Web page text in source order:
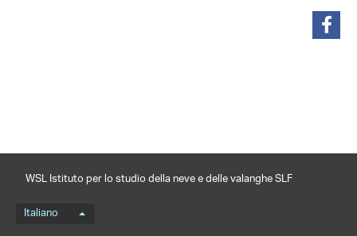
WSL Istituto per lo studio della neve e delle valanghe SLF
Menu della lingua
Italiano